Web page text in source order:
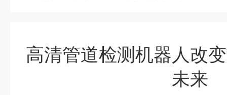
高清管道检测机器人改
未来